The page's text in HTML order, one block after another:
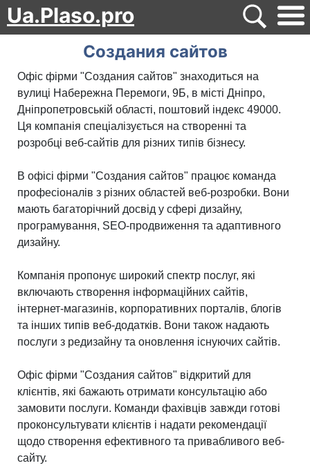
Ua.Plaso.pro
Создания сайтов
Офіс фірми "Создания сайтов" знаходиться на
вулиці Набережна Перемоги, 9Б, в місті Дніпро,
Дніпропетровській області, поштовий індекс 49000.
Ця компанія спеціалізується на створенні та
розробці веб-сайтів для різних типів бізнесу.
В офісі фірми "Создания сайтов" працює команда
професіоналів з різних областей веб-розробки. Вони
мають багаторічний досвід у сфері дизайну,
програмування, SEO-продвиження та адаптивного
дизайну.
Компанія пропонує широкий спектр послуг, які
включають створення інформаційних сайтів,
інтернет-магазинів, корпоративних порталів, блогів
та інших типів веб-додатків. Вони також надають
послуги з редизайну та оновлення існуючих сайтів.
Офіс фірми "Создания сайтов" відкритий для
клієнтів, які бажають отримати консультацію або
замовити послуги. Команди фахівців завжди готові
проконсультувати клієнтів і надати рекомендації
щодо створення ефективного та привабливого веб-
сайту.